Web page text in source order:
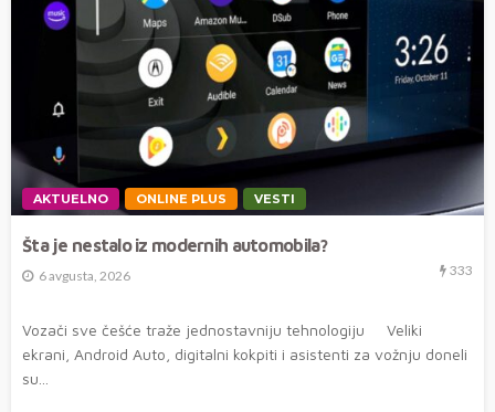
AKTUELNO ONLINE PLUS VESTI
Šta je nestalo iz modernih automobila?
6 avgusta, 2026 333
Vozači sve češće traže jednostavniju tehnologiju Veliki
ekrani, Android Auto, digitalni kokpiti i asistenti za vožnju doneli
su...